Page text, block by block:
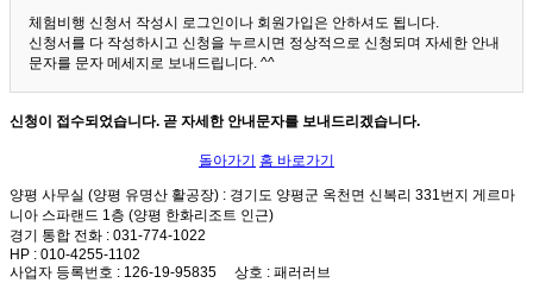
체험비행 신청서 작성시 로그인이나 회원가입은 안하셔도 됩니다.
신청서를 다 작성하시고 신청을 누르시면 정상적으로 신청되며 자세한 안내
문자를 문자 메세지로 보내드립니다. ^^
신청이 접수되었습니다. 곧 자세한 안내문자를 보내드리겠습니다.
돌아가기 홈 바로가기
양평 사무실 (양평 유명산 활공장) : 경기도 양평군 옥천면 신복리 331번지 게르마
니아 스파랜드 1층 (양평 한화리조트 인근)
경기 통합 전화 : 031-774-1022
HP : 010-4255-1102
사업자 등록번호 : 126-19-95835 상호 : 패러러브